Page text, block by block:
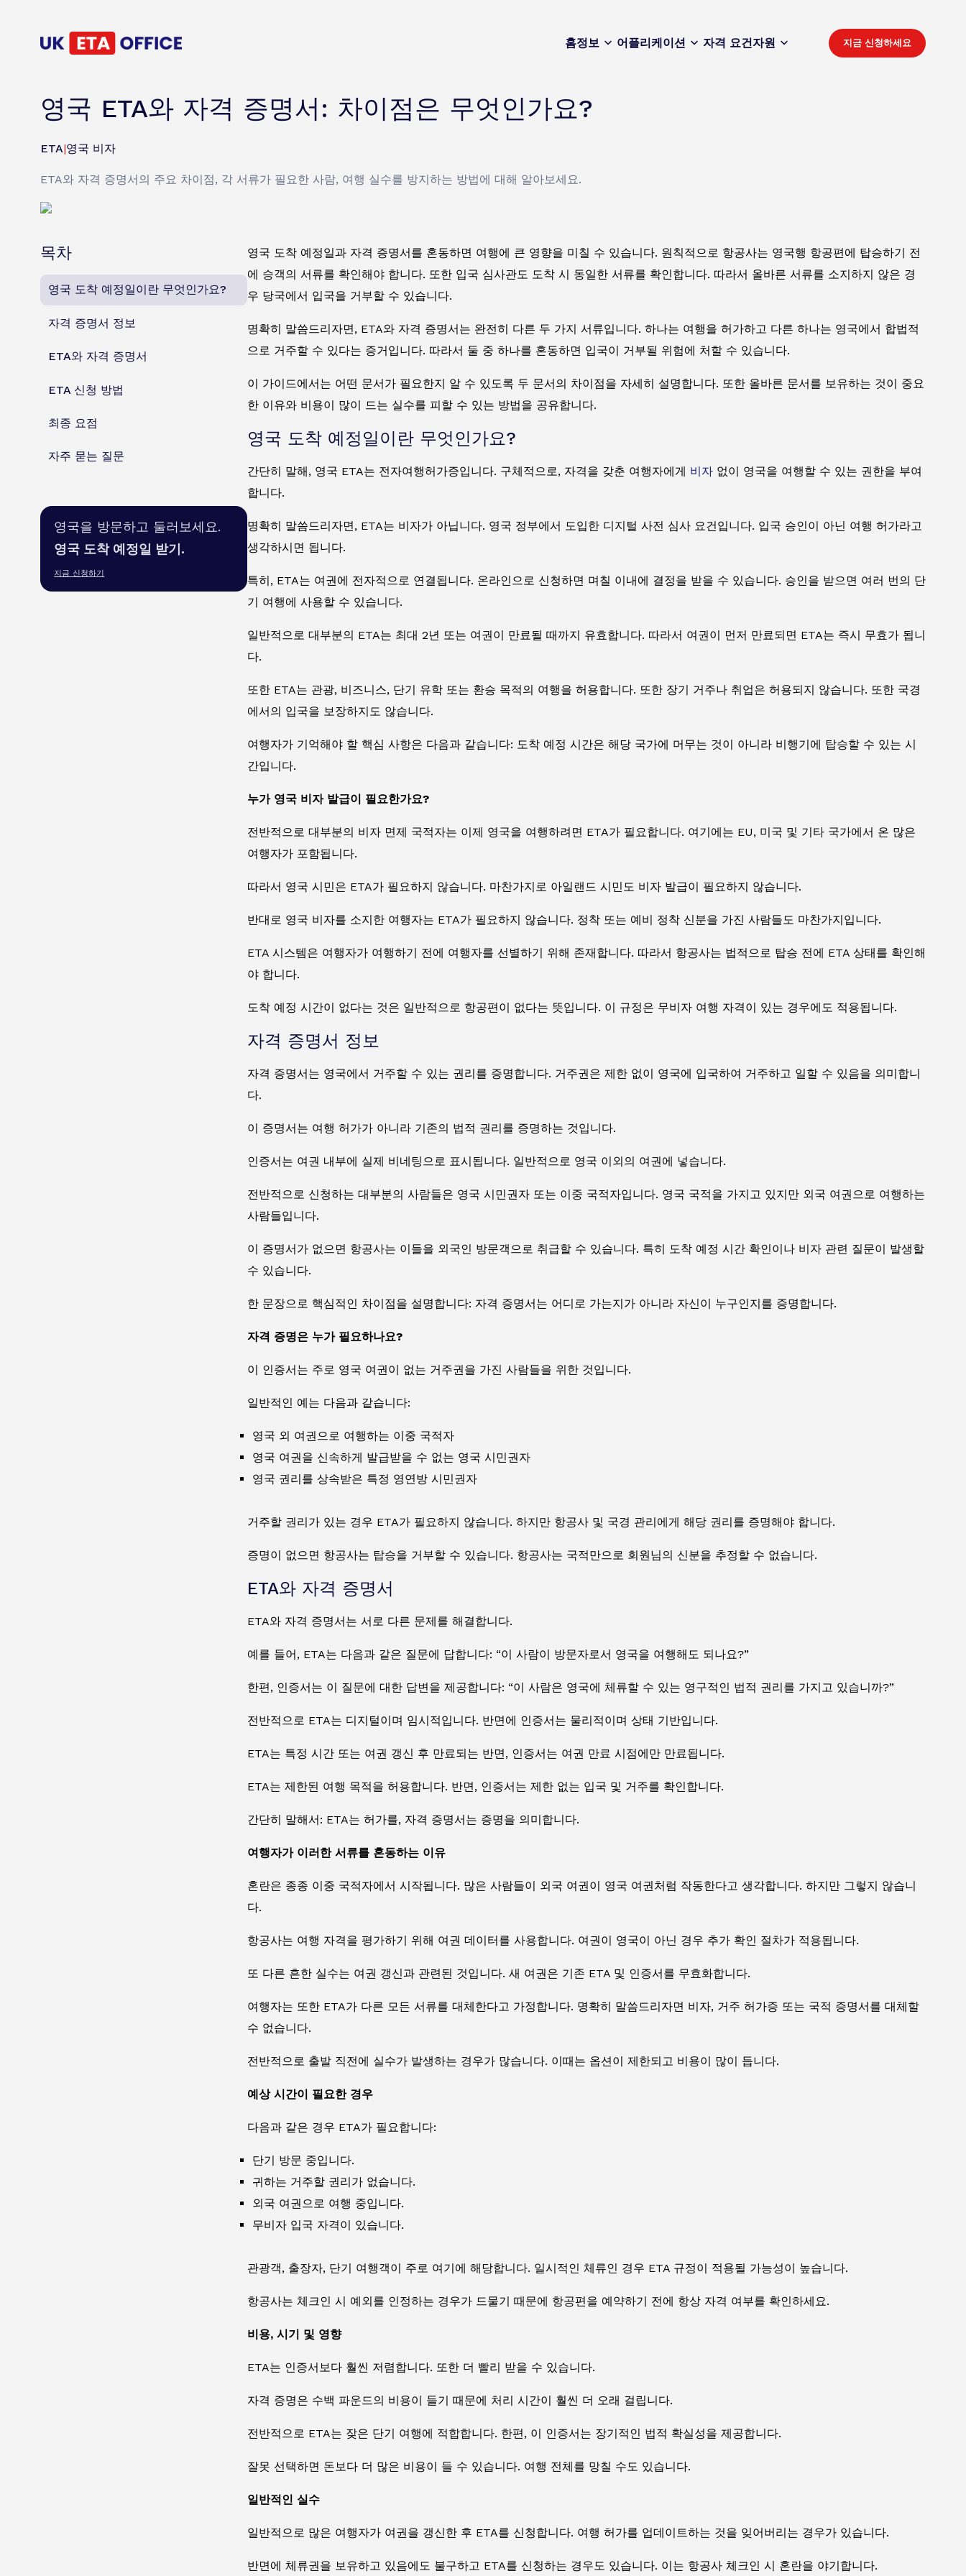
홈정보 어플리케이션 자격 요건자원 지금 신청하세요
영국 ETA와 자격 증명서: 차이점은 무엇인가요?
ETA|영국 비자
ETA와 자격 증명서의 주요 차이점, 각 서류가 필요한 사람, 여행 실수를 방지하는 방법에 대해 알아보세요.
목차
영국 도착 예정일이란 무엇인가요?
자격 증명서 정보
ETA와 자격 증명서
ETA 신청 방법
최종 요점
자주 묻는 질문
영국을 방문하고 둘러보세요.
영국 도착 예정일 받기.
지금 신청하기
영국 도착 예정일과 자격 증명서를 혼동하면 여행에 큰 영향을 미칠 수 있습니다. 원칙적으로 항공사는 영국행 항공편에 탑승하기 전
에 승객의 서류를 확인해야 합니다. 또한 입국 심사관도 도착 시 동일한 서류를 확인합니다. 따라서 올바른 서류를 소지하지 않은 경
우 당국에서 입국을 거부할 수 있습니다.
명확히 말씀드리자면, ETA와 자격 증명서는 완전히 다른 두 가지 서류입니다. 하나는 여행을 허가하고 다른 하나는 영국에서 합법적
으로 거주할 수 있다는 증거입니다. 따라서 둘 중 하나를 혼동하면 입국이 거부될 위험에 처할 수 있습니다.
이 가이드에서는 어떤 문서가 필요한지 알 수 있도록 두 문서의 차이점을 자세히 설명합니다. 또한 올바른 문서를 보유하는 것이 중요
한 이유와 비용이 많이 드는 실수를 피할 수 있는 방법을 공유합니다.
영국 도착 예정일이란 무엇인가요?
간단히 말해, 영국 ETA는 전자여행허가증입니다. 구체적으로, 자격을 갖춘 여행자에게 비자 없이 영국을 여행할 수 있는 권한을 부여
합니다.
명확히 말씀드리자면, ETA는 비자가 아닙니다. 영국 정부에서 도입한 디지털 사전 심사 요건입니다. 입국 승인이 아닌 여행 허가라고
생각하시면 됩니다.
특히, ETA는 여권에 전자적으로 연결됩니다. 온라인으로 신청하면 며칠 이내에 결정을 받을 수 있습니다. 승인을 받으면 여러 번의 단
기 여행에 사용할 수 있습니다.
일반적으로 대부분의 ETA는 최대 2년 또는 여권이 만료될 때까지 유효합니다. 따라서 여권이 먼저 만료되면 ETA는 즉시 무효가 됩니
다.
또한 ETA는 관광, 비즈니스, 단기 유학 또는 환승 목적의 여행을 허용합니다. 또한 장기 거주나 취업은 허용되지 않습니다. 또한 국경
에서의 입국을 보장하지도 않습니다.
여행자가 기억해야 할 핵심 사항은 다음과 같습니다: 도착 예정 시간은 해당 국가에 머무는 것이 아니라 비행기에 탑승할 수 있는 시
간입니다.
누가 영국 비자 발급이 필요한가요?
전반적으로 대부분의 비자 면제 국적자는 이제 영국을 여행하려면 ETA가 필요합니다. 여기에는 EU, 미국 및 기타 국가에서 온 많은
여행자가 포함됩니다.
따라서 영국 시민은 ETA가 필요하지 않습니다. 마찬가지로 아일랜드 시민도 비자 발급이 필요하지 않습니다.
반대로 영국 비자를 소지한 여행자는 ETA가 필요하지 않습니다. 정착 또는 예비 정착 신분을 가진 사람들도 마찬가지입니다.
ETA 시스템은 여행자가 여행하기 전에 여행자를 선별하기 위해 존재합니다. 따라서 항공사는 법적으로 탑승 전에 ETA 상태를 확인해
야 합니다.
도착 예정 시간이 없다는 것은 일반적으로 항공편이 없다는 뜻입니다. 이 규정은 무비자 여행 자격이 있는 경우에도 적용됩니다.
자격 증명서 정보
자격 증명서는 영국에서 거주할 수 있는 권리를 증명합니다. 거주권은 제한 없이 영국에 입국하여 거주하고 일할 수 있음을 의미합니
다.
이 증명서는 여행 허가가 아니라 기존의 법적 권리를 증명하는 것입니다.
인증서는 여권 내부에 실제 비네팅으로 표시됩니다. 일반적으로 영국 이외의 여권에 넣습니다.
전반적으로 신청하는 대부분의 사람들은 영국 시민권자 또는 이중 국적자입니다. 영국 국적을 가지고 있지만 외국 여권으로 여행하는
사람들입니다.
이 증명서가 없으면 항공사는 이들을 외국인 방문객으로 취급할 수 있습니다. 특히 도착 예정 시간 확인이나 비자 관련 질문이 발생할
수 있습니다.
한 문장으로 핵심적인 차이점을 설명합니다: 자격 증명서는 어디로 가는지가 아니라 자신이 누구인지를 증명합니다.
자격 증명은 누가 필요하나요?
이 인증서는 주로 영국 여권이 없는 거주권을 가진 사람들을 위한 것입니다.
일반적인 예는 다음과 같습니다:
영국 외 여권으로 여행하는 이중 국적자
영국 여권을 신속하게 발급받을 수 없는 영국 시민권자
영국 권리를 상속받은 특정 영연방 시민권자
거주할 권리가 있는 경우 ETA가 필요하지 않습니다. 하지만 항공사 및 국경 관리에게 해당 권리를 증명해야 합니다.
증명이 없으면 항공사는 탑승을 거부할 수 있습니다. 항공사는 국적만으로 회원님의 신분을 추정할 수 없습니다.
ETA와 자격 증명서
ETA와 자격 증명서는 서로 다른 문제를 해결합니다.
예를 들어, ETA는 다음과 같은 질문에 답합니다: “이 사람이 방문자로서 영국을 여행해도 되나요?”
한편, 인증서는 이 질문에 대한 답변을 제공합니다: “이 사람은 영국에 체류할 수 있는 영구적인 법적 권리를 가지고 있습니까?”
전반적으로 ETA는 디지털이며 임시적입니다. 반면에 인증서는 물리적이며 상태 기반입니다.
ETA는 특정 시간 또는 여권 갱신 후 만료되는 반면, 인증서는 여권 만료 시점에만 만료됩니다.
ETA는 제한된 여행 목적을 허용합니다. 반면, 인증서는 제한 없는 입국 및 거주를 확인합니다.
간단히 말해서: ETA는 허가를, 자격 증명서는 증명을 의미합니다.
여행자가 이러한 서류를 혼동하는 이유
혼란은 종종 이중 국적자에서 시작됩니다. 많은 사람들이 외국 여권이 영국 여권처럼 작동한다고 생각합니다. 하지만 그렇지 않습니
다.
항공사는 여행 자격을 평가하기 위해 여권 데이터를 사용합니다. 여권이 영국이 아닌 경우 추가 확인 절차가 적용됩니다.
또 다른 흔한 실수는 여권 갱신과 관련된 것입니다. 새 여권은 기존 ETA 및 인증서를 무효화합니다.
여행자는 또한 ETA가 다른 모든 서류를 대체한다고 가정합니다. 명확히 말씀드리자면 비자, 거주 허가증 또는 국적 증명서를 대체할
수 없습니다.
전반적으로 출발 직전에 실수가 발생하는 경우가 많습니다. 이때는 옵션이 제한되고 비용이 많이 듭니다.
예상 시간이 필요한 경우
다음과 같은 경우 ETA가 필요합니다:
단기 방문 중입니다.
귀하는 거주할 권리가 없습니다.
외국 여권으로 여행 중입니다.
무비자 입국 자격이 있습니다.
관광객, 출장자, 단기 여행객이 주로 여기에 해당합니다. 일시적인 체류인 경우 ETA 규정이 적용될 가능성이 높습니다.
항공사는 체크인 시 예외를 인정하는 경우가 드물기 때문에 항공편을 예약하기 전에 항상 자격 여부를 확인하세요.
비용, 시기 및 영향
ETA는 인증서보다 훨씬 저렴합니다. 또한 더 빨리 받을 수 있습니다.
자격 증명은 수백 파운드의 비용이 들기 때문에 처리 시간이 훨씬 더 오래 걸립니다.
전반적으로 ETA는 잦은 단기 여행에 적합합니다. 한편, 이 인증서는 장기적인 법적 확실성을 제공합니다.
잘못 선택하면 돈보다 더 많은 비용이 들 수 있습니다. 여행 전체를 망칠 수도 있습니다.
일반적인 실수
일반적으로 많은 여행자가 여권을 갱신한 후 ETA를 신청합니다. 여행 허가를 업데이트하는 것을 잊어버리는 경우가 있습니다.
반면에 체류권을 보유하고 있음에도 불구하고 ETA를 신청하는 경우도 있습니다. 이는 항공사 체크인 시 혼란을 야기합니다.